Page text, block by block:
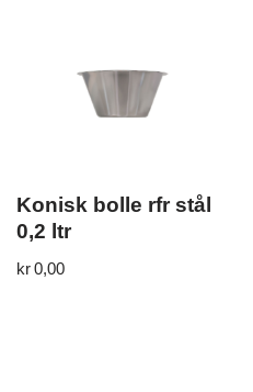
Konisk bolle rfr stål
0,2 ltr
kr0,00